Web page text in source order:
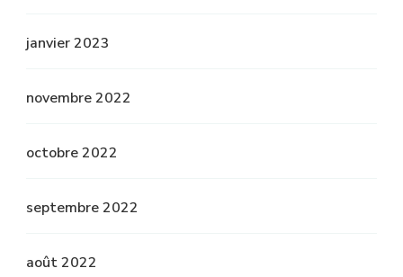
janvier 2023
novembre 2022
octobre 2022
septembre 2022
août 2022